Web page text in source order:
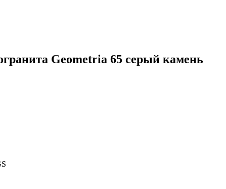
Geometria 65 серый камень